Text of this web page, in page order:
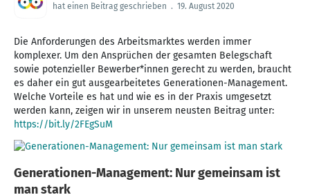
hat einen Beitrag geschrieben . 19. August 2020
Die Anforderungen des Arbeitsmarktes werden immer
komplexer. Um den Ansprüchen der gesamten Belegschaft
sowie potenzieller Bewerber*innen gerecht zu werden, braucht
es daher ein gut ausgearbeitetes Generationen-Management.
Welche Vorteile es hat und wie es in der Praxis umgesetzt
werden kann, zeigen wir in unserem neusten Beitrag unter:
https://bit.ly/2FEgSuM
Generationen-Management: Nur gemeinsam ist
man stark